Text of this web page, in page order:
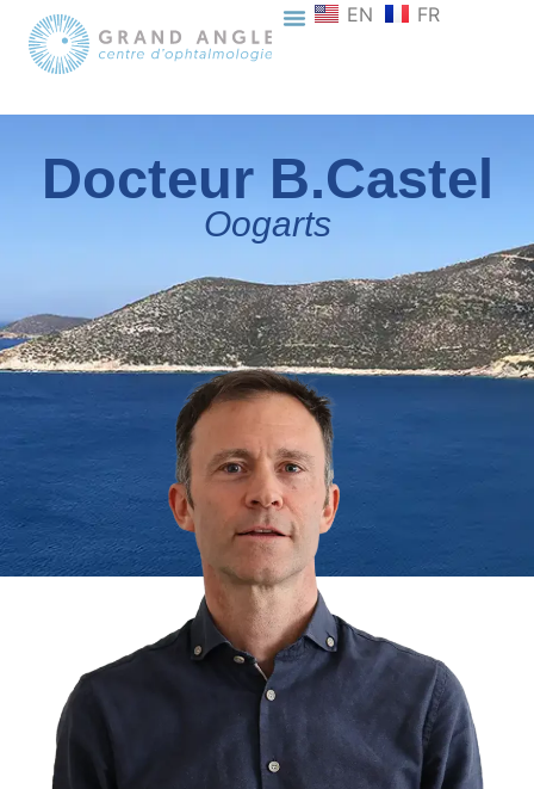
EN FR
Docteur B.Castel
Oogarts